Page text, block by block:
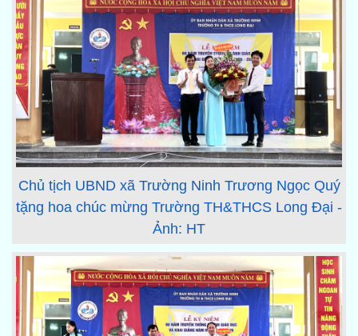
Chủ tịch UBND xã Trường Ninh Trương Ngọc Quý
tặng hoa chúc mừng Trường TH&THCS Long Đại -
Ảnh: HT